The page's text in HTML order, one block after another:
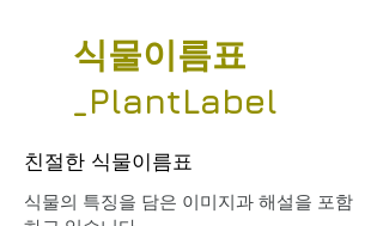
식물이름표
_PlantLabel
친절한 식물이름표
식물의 특징을 담은 이미지과 해설을 포함